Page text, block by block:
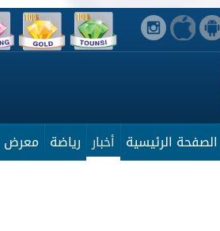
الصفحة الرئيسية أخبار رياضة معرض